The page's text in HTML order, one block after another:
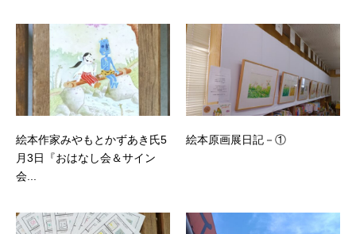
絵本作家みやもとかずあき氏5
月3日『おはなし会＆サイン
会...
絵本原画展日記－①